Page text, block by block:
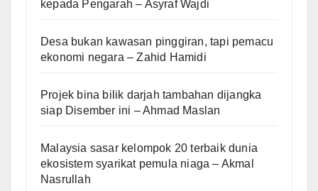
kepada Pengarah – Asyraf Wajdi
Desa bukan kawasan pinggiran, tapi pemacu
ekonomi negara – Zahid Hamidi
Projek bina bilik darjah tambahan dijangka
siap Disember ini – Ahmad Maslan
Malaysia sasar kelompok 20 terbaik dunia
ekosistem syarikat pemula niaga – Akmal
Nasrullah